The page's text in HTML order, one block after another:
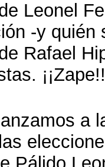
Leonel
-y quién
Rafael
¡¡Zape!!
a